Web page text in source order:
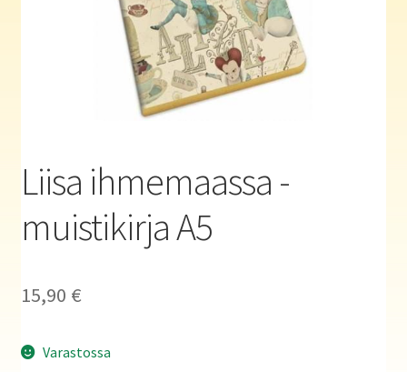
Auringon kirja- ja paperipuodit verkossa
Liisa ihmemaassa -
muistikirja A5
15,90 €
Varastossa